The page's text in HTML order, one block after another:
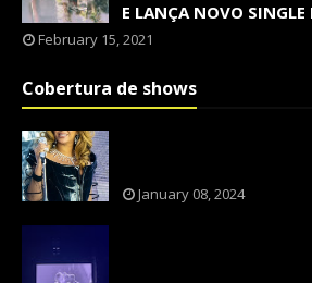
E LANÇA NOVO SINGLE
February 15, 2021
Cobertura de shows
January 08, 2024